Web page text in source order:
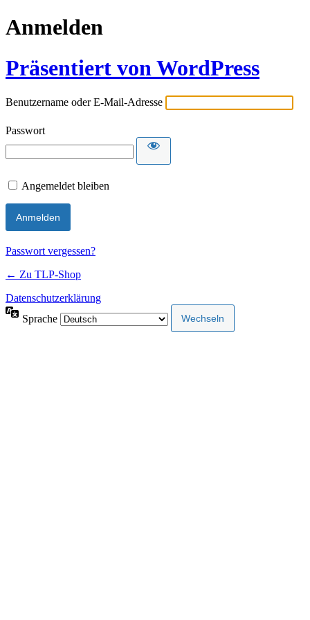
Anmelden
Präsentiert von WordPress
Benutzername oder E-Mail-Adresse
Passwort
Angemeldet bleiben
Passwort vergessen?
← Zu TLP-Shop
Datenschutzerklärung
Sprache